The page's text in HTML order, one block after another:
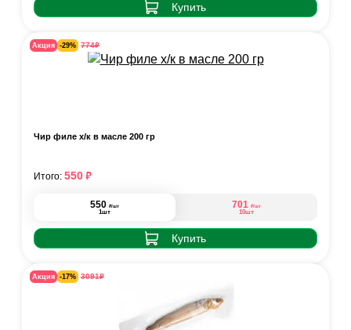
Купить
Акция -29% 774₽
Чир филе х/к в масле 200 гр
550 ₽/шт
1шт
701 ₽/шт
10шт
Купить
Итого: 550₽
Акция -17% 3091₽